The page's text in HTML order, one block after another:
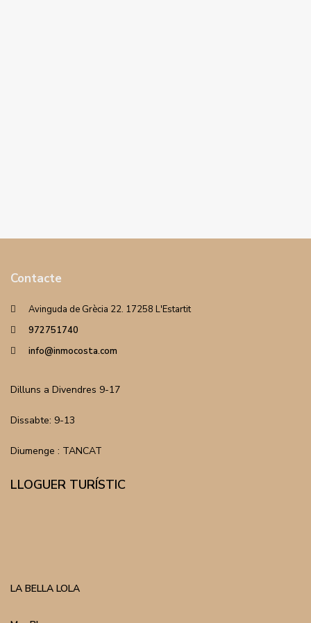
Contacte
Avinguda de Grècia 22. 17258 L'Estartit
972751740
info@inmocosta.com
Dilluns a Divendres 9-17
Dissabte: 9-13
Diumenge : TANCAT
LLOGUER TURÍSTIC
LA BELLA LOLA